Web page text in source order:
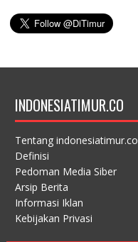
INDONESIATIMUR.CO
Tentang indonesiatimur.co
Definisi
Pedoman Media Siber
Arsip Berita
Informasi Iklan
Kebijakan Privasi